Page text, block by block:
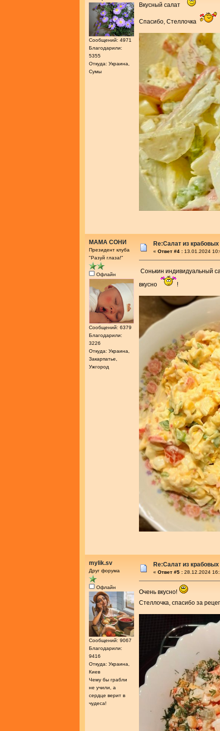
Сообщений: 4971
Благодарили:
5355
Откуда: Украина,
Сумы
Вкусный салат
Спасибо, Стеллочка
МАМА СОНИ
Президент клуба
"Разуй глаза!"
Офлайн
Сообщений: 6379
Благодарили:
3226
Откуда: Украина,
Закарпатье,
Ужгород
Re:Салат из
« Ответ #4 : 13.01.2024
Сонькин индивидуальный
вкусно
!
mylik.sv
Друг форума
Офлайн
Сообщений: 9067
Благодарили:
9416
Откуда: Украина,
Киев
Чему бы грабли
не учили, а
сердце верит в
чудеса!
Re:Салат из
« Ответ #5 : 28.12.2024
Очень вкусно!
Стеллочка, спасибо за